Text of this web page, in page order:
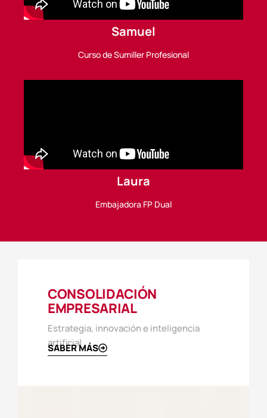
Samuel
Curso de Sumiller Profesional
Laura
Embajadora FP Dual
CONSOLIDACIÓN
EMPRESARIAL
Estrategia, innovación e inteligencia
artificial
SABER MÁS